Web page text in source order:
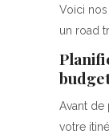
Voici
un road
Avant de
votre